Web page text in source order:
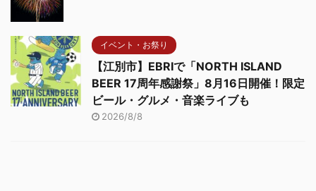
イベント・お祭り
【江別市】EBRIで「NORTH ISLAND
BEER 17周年感謝祭」8月16日開催！限定
ビール・グルメ・音楽ライブも
2026/8/8